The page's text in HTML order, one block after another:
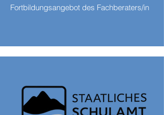
Fortbildungsangebot des Fachberaters/in